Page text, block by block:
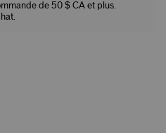
de 50 $ CA et plus.